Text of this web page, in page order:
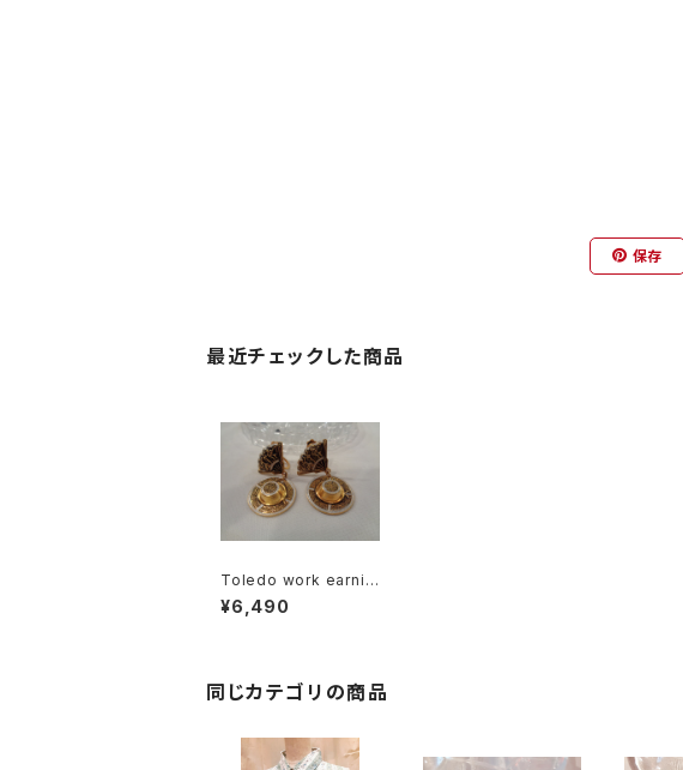
保存
最近チェックした商品
Toledo work earnin
gs Ⅶ "Fan & Hat" ト
レドワーク イヤリング
¥6,490
同じカテゴリの商品